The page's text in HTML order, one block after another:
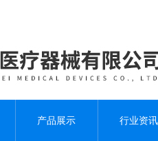
产品展示 行业资讯